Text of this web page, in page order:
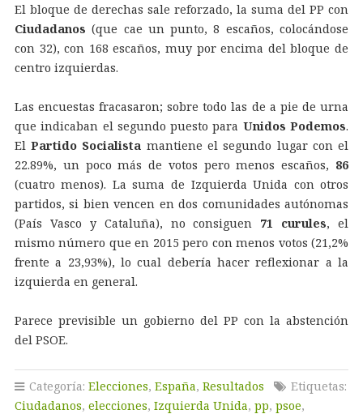
El bloque de derechas sale reforzado, la suma del PP con
Ciudadanos (que cae un punto, 8 escaños, colocándose
con 32), con 168 escaños, muy por encima del bloque de
centro izquierdas.
Las encuestas fracasaron; sobre todo las de a pie de urna
que indicaban el segundo puesto para Unidos Podemos.
ElPartido Socialista mantiene el segundo lugar con el
22.89%, un poco más de votos pero menos escaños, 86
(cuatro menos). La suma de Izquierda Unida con otros
partidos, si bien vencen en dos comunidades autónomas
(País Vasco y Cataluña), no consiguen 71 curules, el
mismo número que en 2015 pero con menos votos (21,2%
frente a 23,93%), lo cual debería hacer reflexionar a la
izquierda en general.
Parece previsible un gobierno del PP con la abstención
del PSOE.
Categoría: Elecciones, España, Resultados
Etiquetas:
Ciudadanos, elecciones, Izquierda Unida, pp, psoe,